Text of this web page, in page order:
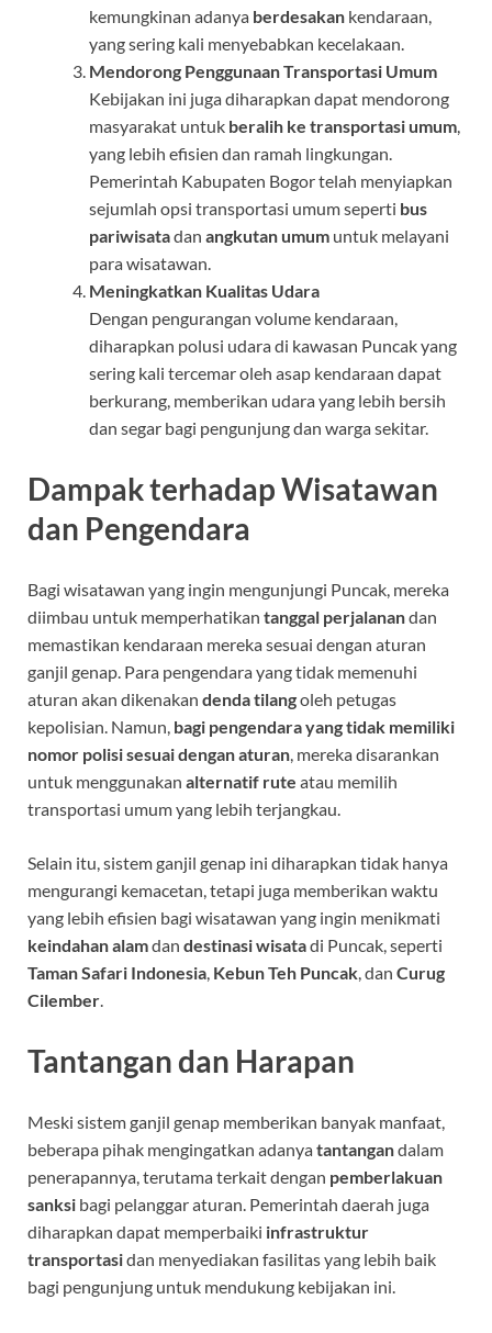
kemungkinan adanya berdesakan kendaraan,
yang sering kali menyebabkan kecelakaan.
Mendorong Penggunaan Transportasi Umum
Kebijakan ini juga diharapkan dapat mendorong
masyarakat untuk beralih ke transportasi umum
yang lebih efisien dan ramah lingkungan.
Pemerintah Kabupaten Bogor telah menyiapkan
sejumlah opsi transportasi umum seperti bus
pariwisatadan angkutan umum untuk melayani
para wisatawan.
Meningkatkan Kualitas Udara
Dengan pengurangan volume kendaraan,
diharapkan polusi udara di kawasan Puncak yang
sering kali tercemar oleh asap kendaraan dapat
berkurang, memberikan udara yang lebih bersih
dan segar bagi pengunjung dan warga sekitar.
Dampak terhadap Wisatawan
dan Pengendara
Bagi wisatawan yang ingin mengunjungi Puncak, mereka
diimbau untuk memperhatikan tanggal perjalanandan
memastikan kendaraan mereka sesuai dengan aturan
ganjil genap. Para pengendara yang tidak memenuhi
aturan akan dikenakan denda tilangoleh petugas
kepolisian. Namun, bagi pengendara yang tidak memiliki
nomor polisi sesuai dengan aturan, mereka disarankan
untuk menggunakan alternatif rute atau memilih
transportasi umum yang lebih terjangkau.
Selain itu, sistem ganjil genap ini diharapkan tidak hanya
mengurangi kemacetan, tetapi juga memberikan waktu
yang lebih efisien bagi wisatawan yang ingin menikmati
keindahan alamdan destinasi wisatadi Puncak, seperti
Taman Safari Indonesia, Kebun Teh Puncak, dan Curug
Cilember.
Tantangan dan Harapan
Meski sistem ganjil genap memberikan banyak manfaat,
beberapa pihak mengingatkan adanyatantangandalam
penerapannya, terutama terkait dengan pemberlakuan
sanksi bagi pelanggar aturan. Pemerintah daerah juga
diharapkan dapat memperbaiki infrastruktur
transportasidan menyediakan fasilitas yang lebih baik
bagi pengunjung untuk mendukung kebijakan ini.